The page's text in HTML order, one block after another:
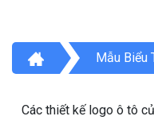
Mẫu Biểu
Các thiết kế logo ô tô